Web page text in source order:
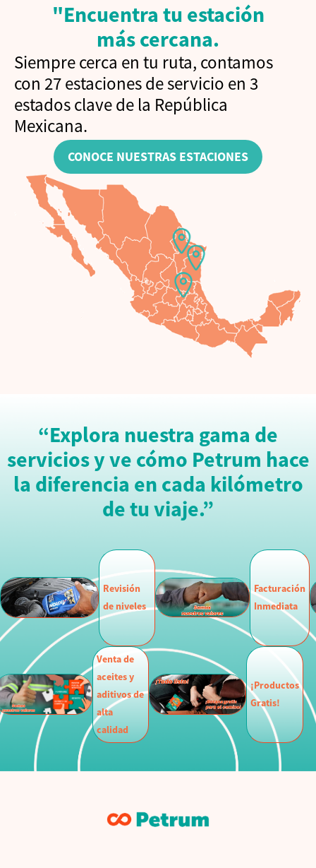
"Encuentra tu estación
más cercana.
Siempre cerca en tu ruta, contamos
con 27 estaciones de servicio en 3
estados clave de la República
Mexicana.
CONOCE NUESTRAS ESTACIONES
“Explora nuestra gama de
servicios y ve cómo Petrum hace
la diferencia en cada kilómetro
de tu viaje.”
Revisión
de niveles
Facturación
Inmediata
Venta de
aceites y
aditivos de
alta
calidad
¡Productos
Gratis!